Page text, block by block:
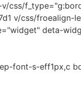
css/
v/css/froealign-
deta-
font-s-eff1px,c